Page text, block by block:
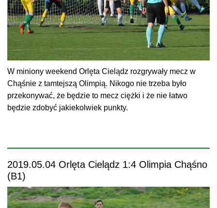
W miniony weekend Orlęta Cielądz rozgrywały mecz w
Chąśnie z tamtejszą Olimpią. Nikogo nie trzeba było
przekonywać, że będzie to mecz ciężki i że nie łatwo
będzie zdobyć jakiekolwiek punkty.
2019.05.04 Orlęta Cielądz 1:4 Olimpia Chąśno
(B1)